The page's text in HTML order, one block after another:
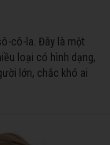
cô-la. Đây là một
loại có hình dạng,
lớn, chắc khó ai